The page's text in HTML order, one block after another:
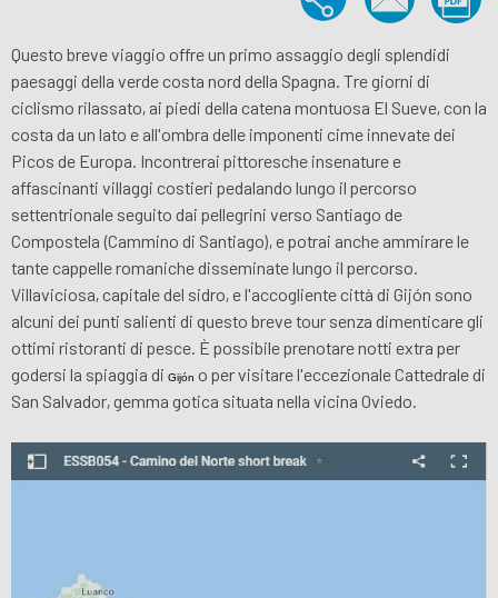
Questo breve viaggio offre un primo assaggio degli splendidi
paesaggi della verde costa nord della Spagna. Tre giorni di
ciclismo rilassato, ai piedi della catena montuosa El Sueve, con la
costa da un lato e all'ombra delle imponenti cime innevate dei
Picos de Europa. Incontrerai pittoresche insenature e
affascinanti villaggi costieri pedalando lungo il percorso
settentrionale seguito dai pellegrini verso Santiago de
Compostela (Cammino di Santiago), e potrai anche ammirare le
tante cappelle romaniche disseminate lungo il percorso.
Villaviciosa, capitale del sidro, e l'accogliente città di Gijón sono
alcuni dei punti salienti di questo breve tour senza dimenticare gli
ottimi ristoranti di pesce. È possibile prenotare notti extra per
godersi la spiaggia di Gijón o per visitare l'eccezionale Cattedrale di
San Salvador, gemma gotica situata nella vicina Oviedo.